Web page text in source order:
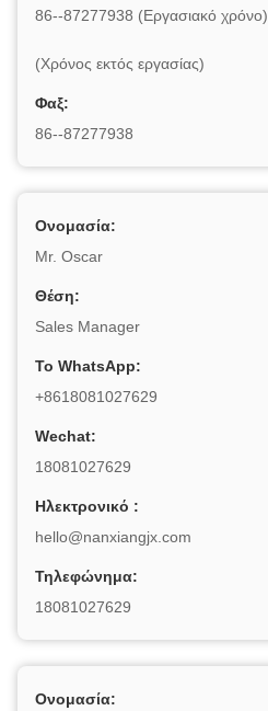
86--87277938 (Εργασιακό χρόνο)
(Χρόνος εκτός εργασίας)
Φαξ:
86--87277938
Ονομασία:
Mr. Oscar
Θέση:
Sales Manager
Το WhatsApp:
+8618081027629
Wechat:
18081027629
Ηλεκτρονικό :
hello@nanxiangjx.com
Τηλεφώνημα:
18081027629
Ονομασία: